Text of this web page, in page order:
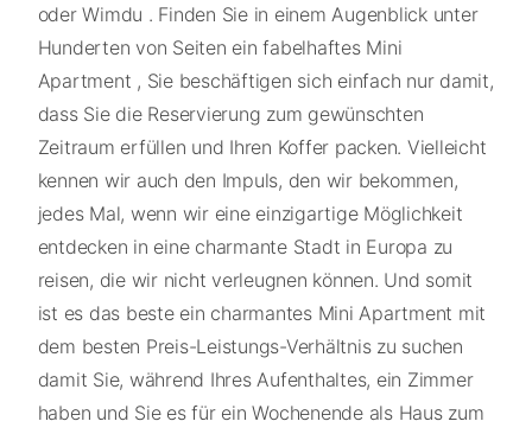
oder Wimdu . Finden Sie in einem Augenblick unter
Hunderten von Seiten ein fabelhaftes Mini
Apartment , Sie beschäftigen sich einfach nur damit,
dass Sie die Reservierung zum gewünschten
Zeitraum erfüllen und Ihren Koffer packen. Vielleicht
kennen wir auch den Impuls, den wir bekommen,
jedes Mal, wenn wir eine einzigartige Möglichkeit
entdecken in eine charmante Stadt in Europa zu
reisen, die wir nicht verleugnen können. Und somit
ist es das beste ein charmantes Mini Apartment mit
dem besten Preis-Leistungs-Verhältnis zu suchen
damit Sie, während Ihres Aufenthaltes, ein Zimmer
haben und Sie es für ein Wochenende als Haus zum